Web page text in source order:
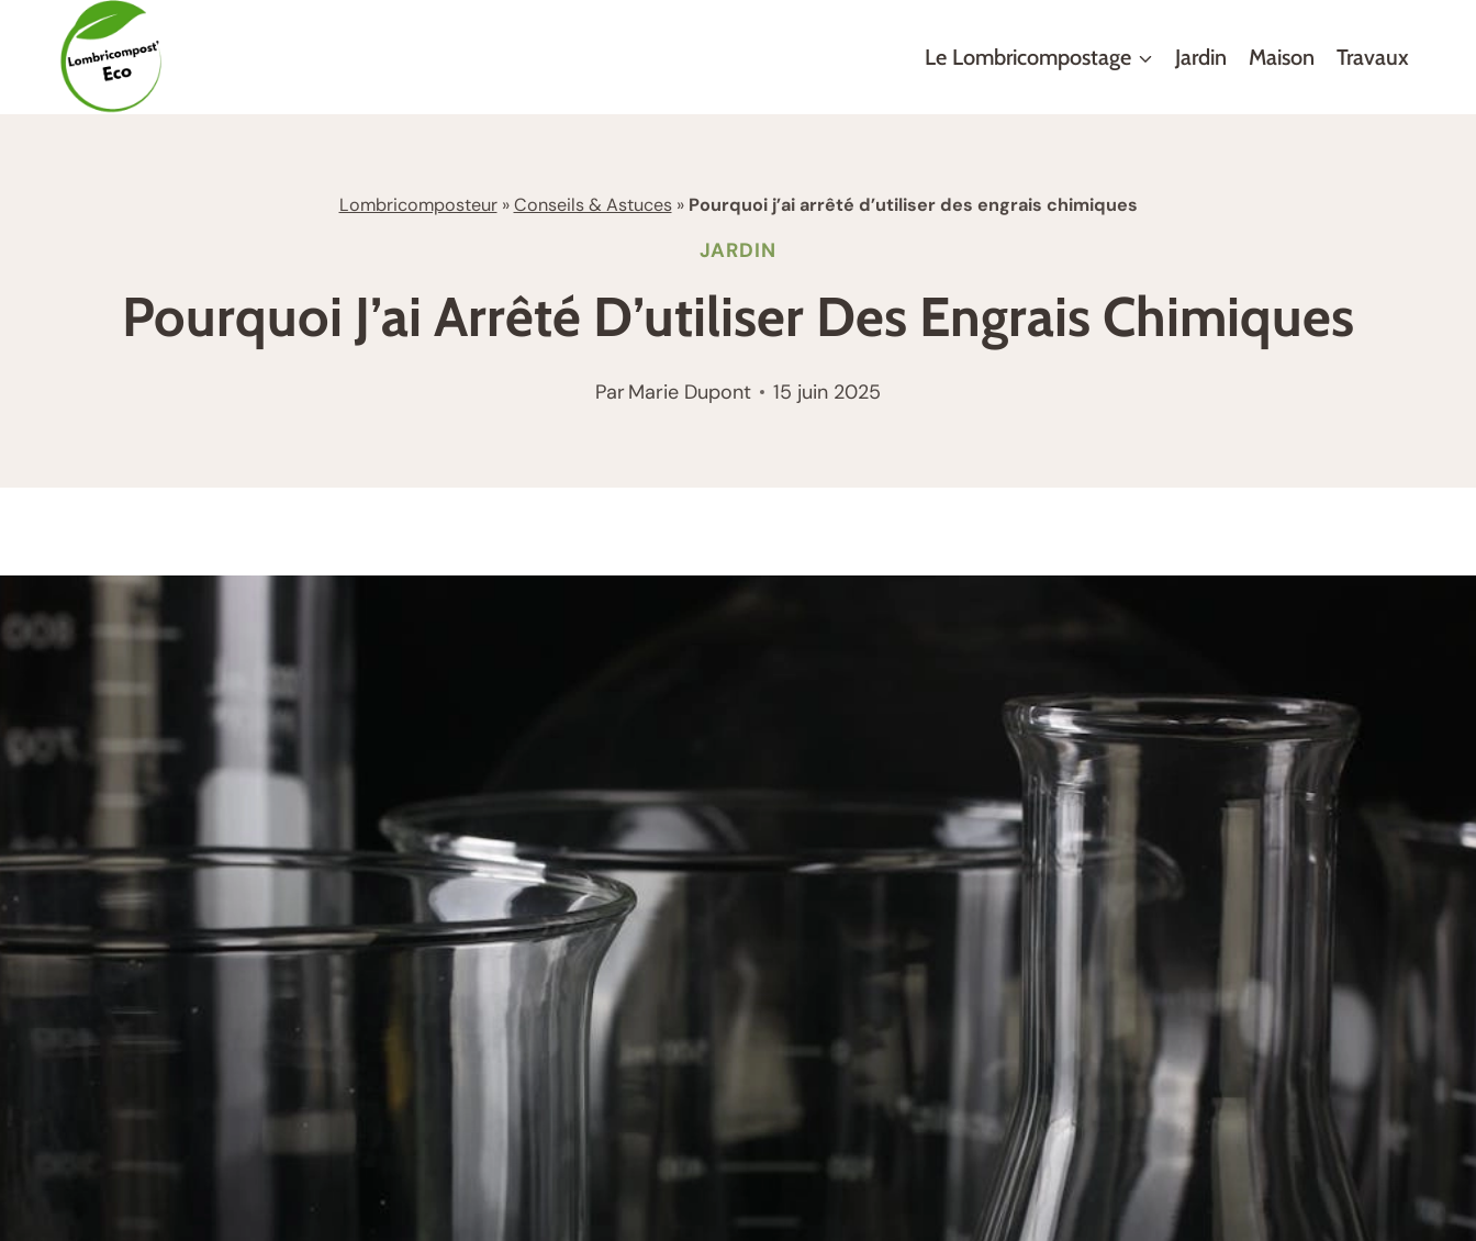
contenu
Le Lombricompostage Jardin Maison Travaux
Lombricomposteur»Conseils & Astuces» Pourquoi j’ai arrêté d’utiliser des engrais chimiques
JARDIN
Pourquoi J’ai Arrêté D’utiliser Des Engrais Chimiques
ParMarie Dupont 15 juin 2025